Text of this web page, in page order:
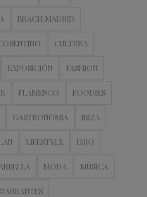
BRACH MADRID
CULTURA
EXPOSICIÓN FASHION
FLAMENCO FOODIES
GASTRONOMIA IBIZA
LIFESTYLE LUJO
MODA MÚSICA